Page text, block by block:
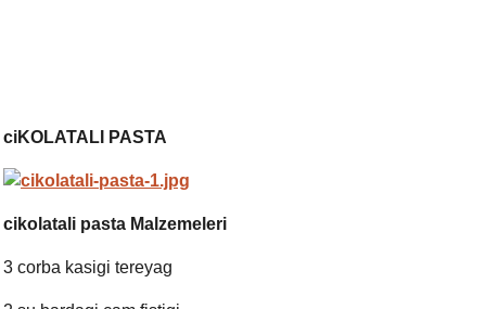
ciKOLATALI PASTA
cikolatali pasta Malzemeleri
3 corba kasigi tereyag